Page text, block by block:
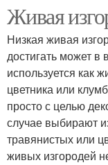
Живая
Низкая живая
достигать может
используется как
цветника или
просто с целью
случае выбирают
травянистых или
живых изгородей